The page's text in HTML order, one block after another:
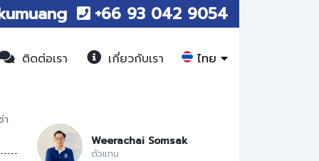
+66 93 042 9054
ติดต่อเรา เกี่ยวกับเรา ไทย
Weerachai Somsak
ตัวแทน